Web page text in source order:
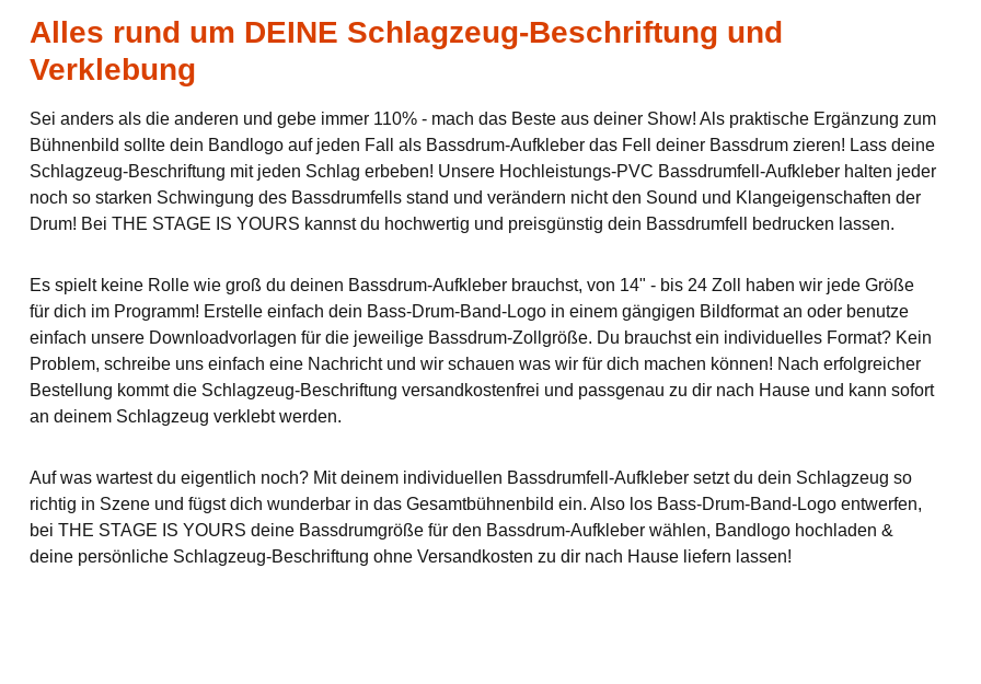
Alles rund um DEINE Schlagzeug-Beschriftung und
Verklebung
Sei anders als die anderen und gebe immer 110% - mach das Beste aus deiner Show! Als praktische Ergänzung zum
Bühnenbild sollte dein Bandlogo auf jeden Fall als Bassdrum-Aufkleber das Fell deiner Bassdrum zieren! Lass deine
Schlagzeug-Beschriftung mit jeden Schlag erbeben! Unsere Hochleistungs-PVC Bassdrumfell-Aufkleber halten jeder
noch so starken Schwingung des Bassdrumfells stand und verändern nicht den Sound und Klangeigenschaften der
Drum! Bei THE STAGE IS YOURS kannst du hochwertig und preisgünstig dein Bassdrumfell bedrucken lassen.
Es spielt keine Rolle wie groß du deinen Bassdrum-Aufkleber brauchst, von 14" - bis 24 Zoll haben wir jede Größe
für dich im Programm! Erstelle einfach dein Bass-Drum-Band-Logo in einem gängigen Bildformat an oder benutze
einfach unsere Downloadvorlagen für die jeweilige Bassdrum-Zollgröße. Du brauchst ein individuelles Format? Kein
Problem, schreibe uns einfach eine Nachricht und wir schauen was wir für dich machen können! Nach erfolgreicher
Bestellung kommt die Schlagzeug-Beschriftung versandkostenfrei und passgenau zu dir nach Hause und kann sofort
an deinem Schlagzeug verklebt werden.
Auf was wartest du eigentlich noch? Mit deinem individuellen Bassdrumfell-Aufkleber setzt du dein Schlagzeug so
richtig in Szene und fügst dich wunderbar in das Gesamtbühnenbild ein. Also los Bass-Drum-Band-Logo entwerfen,
bei THE STAGE IS YOURS deine Bassdrumgröße für den Bassdrum-Aufkleber wählen, Bandlogo hochladen &
deine persönliche Schlagzeug-Beschriftung ohne Versandkosten zu dir nach Hause liefern lassen!